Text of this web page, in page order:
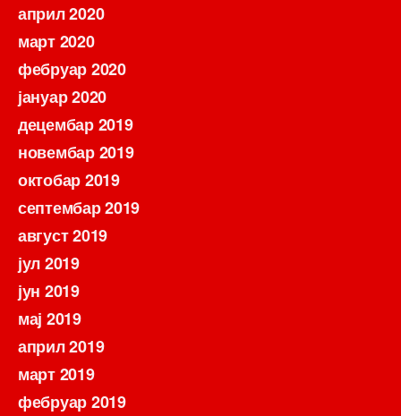
април 2020
март 2020
фебруар 2020
јануар 2020
децембар 2019
новембар 2019
октобар 2019
септембар 2019
август 2019
јул 2019
јун 2019
мај 2019
април 2019
март 2019
фебруар 2019